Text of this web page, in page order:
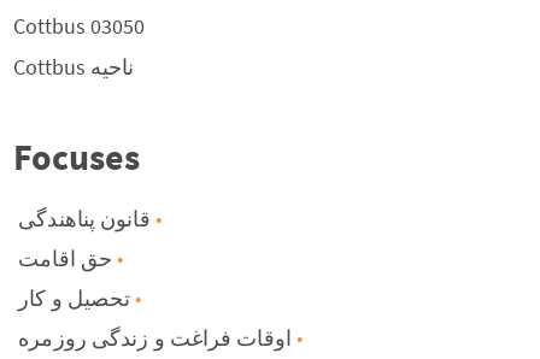
03050
Cottbus
ناحیه Cottbus
Focuses
قانون پناهندگی
حق اقامت
تحصیل و کار
اوقات فراغت و زندگی روزمره